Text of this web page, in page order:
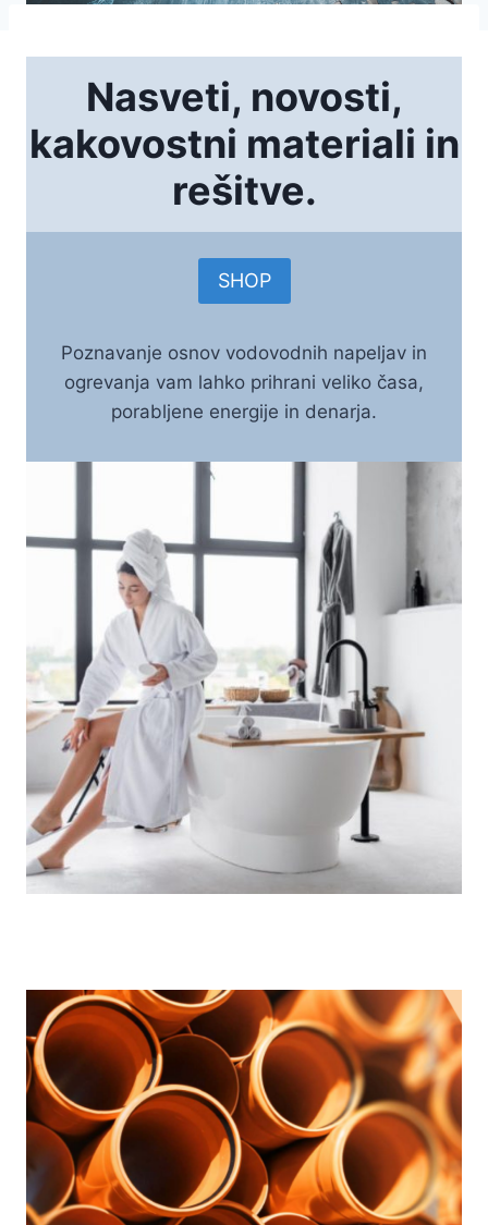
Nasveti, novosti,
kakovostni materiali in
rešitve.
SHOP
Poznavanje osnov vodovodnih napeljav in
ogrevanja vam lahko prihrani veliko časa,
porabljene energije in denarja.